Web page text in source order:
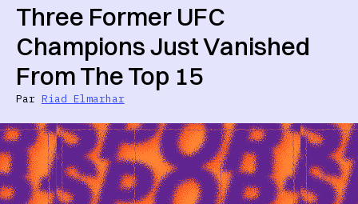
Three Former UFC
Champions Just Vanished
From The Top 15
Par Riad Elmarhar